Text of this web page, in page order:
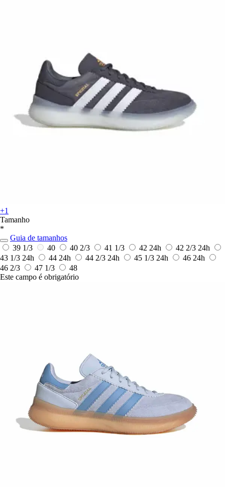
+1
Tamanho
*
Guia de tamanhos
39 1/3
40 40 2/3 41 1/3 42 24h 42 2/3 24h
43 1/3 24h 44 24h 44 2/3 24h 45 1/3 24h 46 24h
46 2/3
47 1/3
48
Este campo é obrigatório